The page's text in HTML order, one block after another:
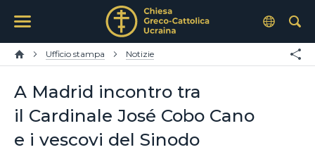
Ufficio stampa Notizie
A Madrid incontro tra
il Cardinale José Cobo Cano
e i vescovi del Sinodo